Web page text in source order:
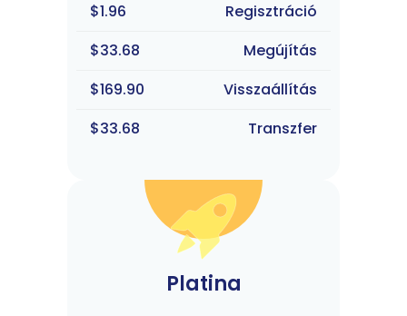
$1.96
Regisztráció
$33.68
Megújítás
$169.90
Visszaállítás
$33.68
Transzfer
Platina